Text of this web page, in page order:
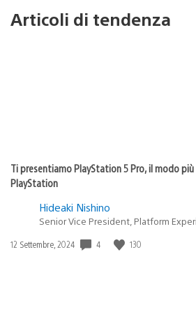
Articoli di tendenza
Ti presentiamo PlayStation 5 Pro, il modo
PlayStation
Hideaki Nishino
Senior Vice President, Platform
Data
12 Settembre, 2024 4 130